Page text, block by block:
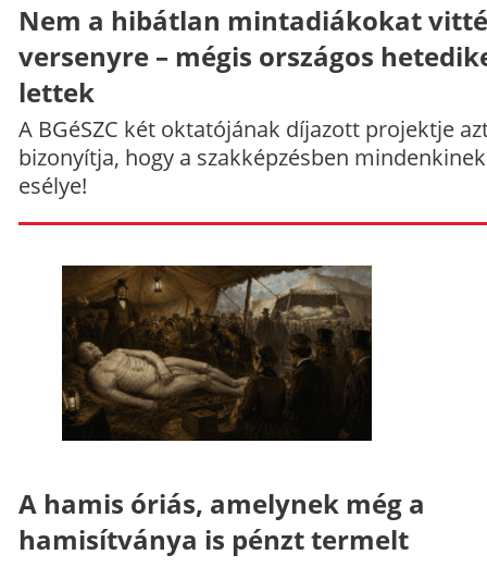
Nem a hibátlan mintadiákokat
versenyre – mégis országos
lettek
A BGéSZC két oktatójának díjazott projektje
bizonyítja, hogy a szakképzésben
esélye!
A hamis óriás, amelynek még a
hamisítványa is pénzt termelt